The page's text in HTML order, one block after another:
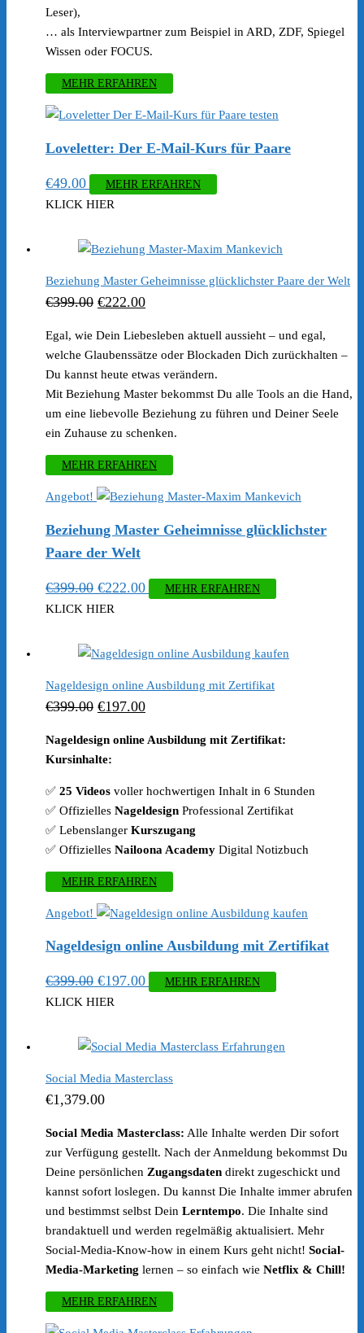
Leser),
… als Interviewpartner zum Beispiel in ARD, ZDF, Spiegel
Wissen oder FOCUS.
MEHR ERFAHREN
Loveletter: Der E-Mail-Kurs für Paare
€49.00 MEHR ERFAHREN
KLICK HIER
Beziehung Master Geheimnisse glücklichster Paare der Welt
€399.00 Ursprünglicher
€399.00
€222.00Aktueller
€222.00.
Egal, wie Dein Liebesleben aktuell aussieht – und egal,
welche Glaubenssätze oder Blockaden Dich zurückhalten –
Du kannst heute etwas verändern.
Mit Beziehung Master bekommst Du alle Tools an die Hand,
um eine liebevolle Beziehung zu führen und Deiner Seele
ein Zuhause zu schenken.
MEHR ERFAHREN
Angebot!
Beziehung Master Geheimnisse glücklichster
Paare der Welt
€399.00 Ursprünglicher
Preis
€399.00
€222.00Aktueller
€222.00.
MEHR ERFAHREN
KLICK HIER
Nageldesign online Ausbildung mit Zertifikat
€399.00 Ursprünglicher
war:
€197.00Aktueller
Nageldesign online Ausbildung mit Zertifikat:
Kursinhalte:
✅ 25 Videos voller hochwertigen Inhalt in 6 Stunden
✅ Offizielles Nageldesign Professional Zertifikat
✅ Lebenslanger Kurszugang
✅ Offizielles Nailoona Academy Digital Notizbuch
MEHR ERFAHREN
Angebot!
Nageldesign online Ausbildung mit Zertifikat
€399.00 Ursprünglicher
Preis
€399.00
€197.00Aktueller
€197.00.
MEHR ERFAHREN
KLICK HIER
Social Media Masterclass
€1,379.00
Social Media Masterclass: Alle Inhalte werden Dir sofort
zur Verfügung gestellt. Nach der Anmeldung bekommst Du
Deine persönlichen Zugangsdaten direkt zugeschickt und
kannst sofort loslegen. Du kannst Die Inhalte immer abrufen
und bestimmst selbst Dein Lerntempo. Die Inhalte sind
brandaktuell und werden regelmäßig aktualisiert. Mehr
Social-Media-Know-how in einem Kurs geht nicht! Social-
Media-Marketing lernen – so einfach wie Netflix & Chill!
MEHR ERFAHREN